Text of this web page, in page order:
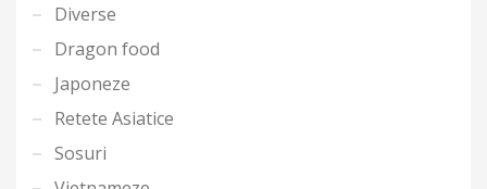
Diverse
Dragon food
Japoneze
Retete Asiatice
Sosuri